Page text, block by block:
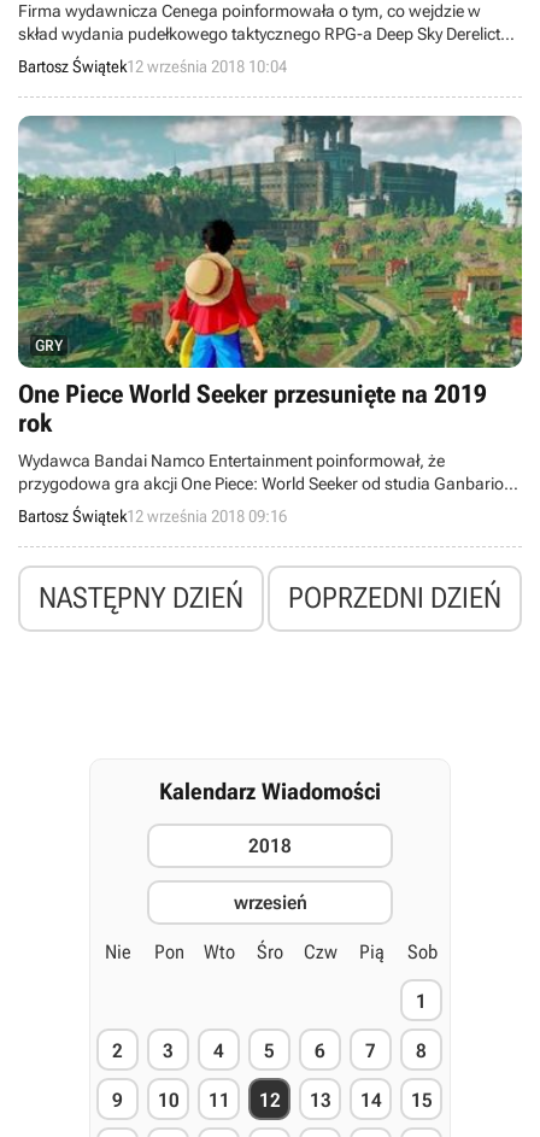
Firma wydawnicza Cenega poinformowała o tym, co wejdzie w
skład wydania pudełkowego taktycznego RPG-a Deep Sky Derelicts:
Na rubieżach kosmosu. Gra trafi na rynek 26 września.
Bartosz Świątek12 września 2018 10:04
GRY
One Piece World Seeker przesunięte na 2019
rok
Wydawca Bandai Namco Entertainment poinformował, że
przygodowa gra akcji One Piece: World Seeker od studia Ganbarion
ukaże się później niż pierwotnie zakładano – w 2019 roku.
Bartosz Świątek12 września 2018 09:16
NASTĘPNY DZIEŃ POPRZEDNI DZIEŃ
Kalendarz Wiadomości
2018
wrzesień
Nie Pon Wto Śro Czw Pią Sob
1
2 3 4 5 6 7 8
9 10 11 12 13 14 15